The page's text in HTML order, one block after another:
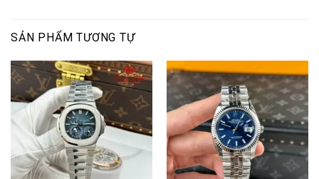
SẢN PHẨM TƯƠNG TỰ